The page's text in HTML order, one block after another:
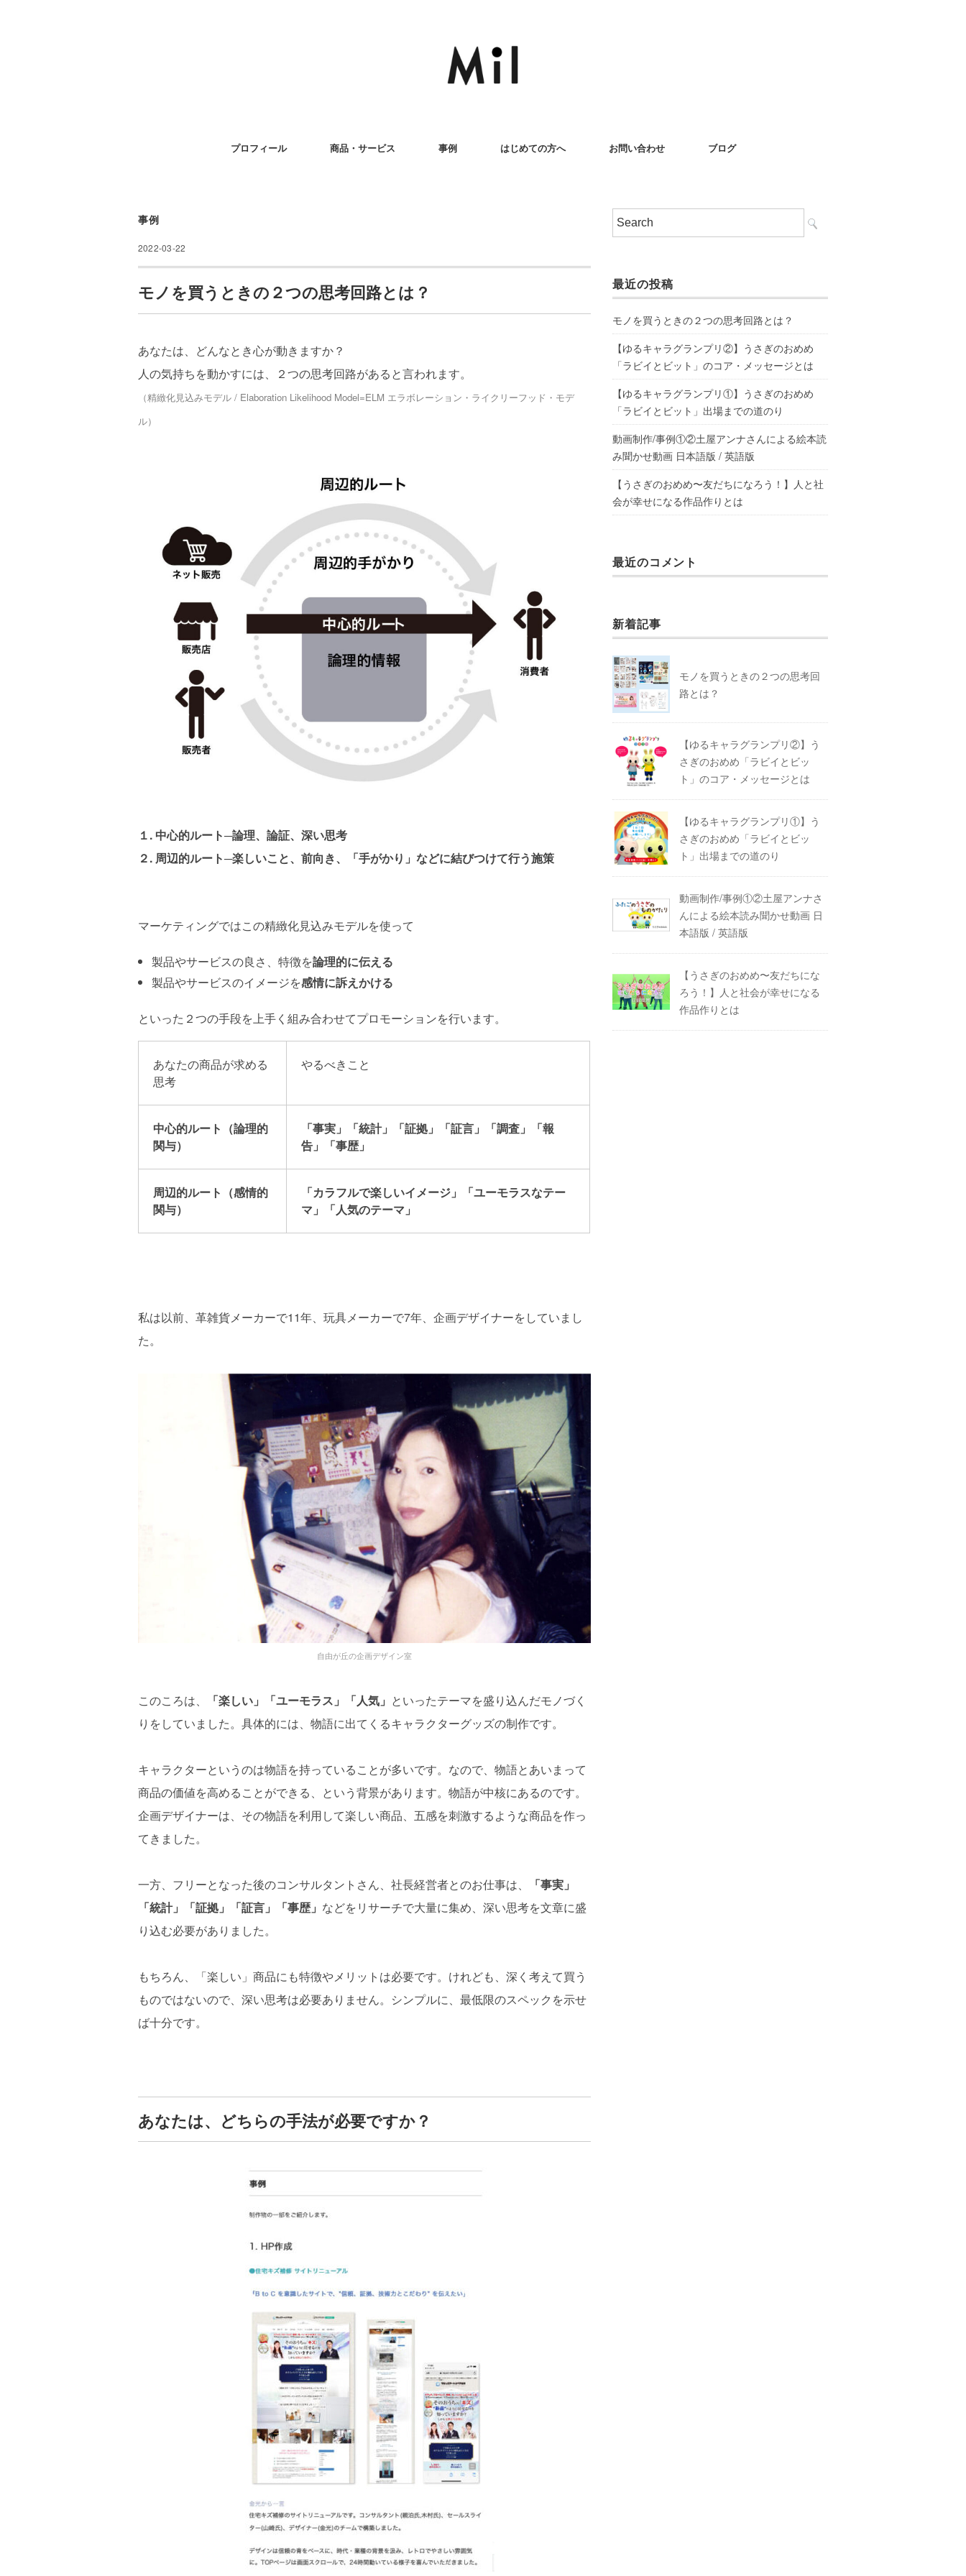
プロフィール 商品・サービス 事例 はじめての方へ お問い合わせ ブログ
事例
2022-03-22
モノを買うときの２つの思考回路とは？
あなたは、どんなとき心が動きますか？
人の気持ちを動かすには、２つの思考回路があると言われます。
（精緻化見込みモデル / Elaboration Likelihood Model=ELM エラボレーション・ライクリーフッド・モデ
ル）
１. 中心的ルート─論理、論証、深い思考
２. 周辺的ルート─楽しいこと、前向き、「手がかり」などに結びつけて行う施策
マーケティングではこの精緻化見込みモデルを使って
製品やサービスの良さ、特徴を論理的に伝える
製品やサービスのイメージを感情に訴えかける
といった２つの手段を上手く組み合わせてプロモーションを行います。
あなたの商品が求める
思考
やるべきこと
中心的ルート（論理的
関与）
「事実」「統計」「証拠」「証言」「調査」「報
告」「事歴」
周辺的ルート（感情的
関与）
「カラフルで楽しいイメージ」「ユーモラスなテー
マ」「人気のテーマ」
私は以前、革雑貨メーカーで11年、玩具メーカーで7年、企画デザイナーをしていまし
た。
自由が丘の企画デザイン室
このころは、 「楽しい」「ユーモラス」「人気」 といったテーマを盛り込んだモノづく
りをしていました。具体的には、物語に出てくるキャラクターグッズの制作です。
キャラクターというのは物語を持っていることが多いです。なので、物語とあいまって
商品の価値を高めることができる、という背景があります。物語が中核にあるのです。
企画デザイナーは、その物語を利用して楽しい商品、五感を刺激するような商品を作っ
てきました。
一方、フリーとなった後のコンサルタントさん、社長経営者とのお仕事は、
「事実」
「統計」「証拠」「証言」「事歴」 などをリサーチで大量に集め、深い思考を文章に盛
り込む必要がありました。
もちろん、「楽しい」商品にも特徴やメリットは必要です。けれども、深く考えて買う
ものではないので、深い思考は必要ありません。シンプルに、最低限のスペックを示せ
ば十分です。
あなたは、どちらの手法が必要ですか？
最近の投稿
モノを買うときの２つの思考回路とは？
【ゆるキャラグランプリ②】うさぎのおめめ
「ラビイとビット」のコア・メッセージとは
【ゆるキャラグランプリ①】うさぎのおめめ
「ラビイとビット」出場までの道のり
動画制作/事例①②土屋アンナさんによる絵本読
み聞かせ動画 日本語版 / 英語版
【うさぎのおめめ〜友だちになろう！】人と社
会が幸せになる作品作りとは
最近のコメント
新着記事
モノを買うときの２つの思考回
路とは？
【ゆるキャラグランプリ②】う
さぎのおめめ「ラビイとビッ
ト」のコア・メッセージとは
【ゆるキャラグランプリ①】う
さぎのおめめ「ラビイとビッ
ト」出場までの道のり
動画制作/事例①②土屋アンナさ
んによる絵本読み聞かせ動画 日
本語版 / 英語版
【うさぎのおめめ〜友だちにな
ろう！】人と社会が幸せになる
作品作りとは